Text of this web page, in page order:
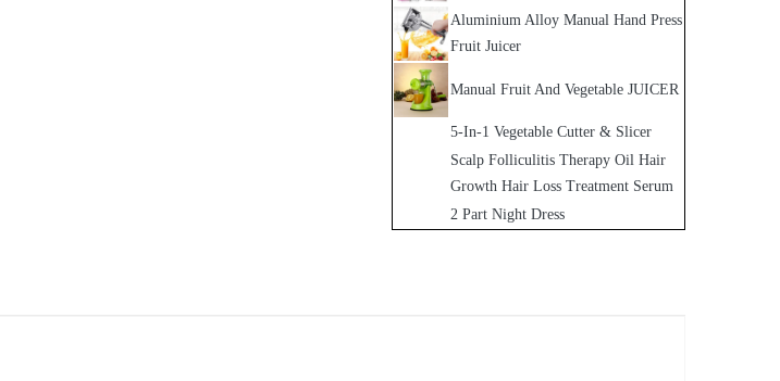
Aluminium Alloy Manual Hand Press
Fruit Juicer
Manual Fruit And Vegetable JUICER
5-In-1 Vegetable Cutter & Slicer
Scalp Folliculitis Therapy Oil Hair
Growth Hair Loss Treatment Serum
2 Part Night Dress